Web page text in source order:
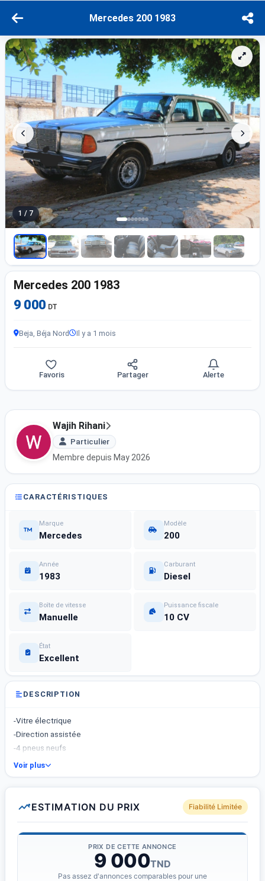
Mercedes 200 1983
1 / 7
Mercedes 200 1983
9 000 DT
Beja, Béja Nord Il y a 1 mois
Favoris Partager Alerte
Wajih Rihani
Particulier
Membre depuis May 2026
CARACTÉRISTIQUES
Marque
Mercedes
Modèle
200
Année
1983
Carburant
Diesel
Boîte de vitesse
Manuelle
Puissance fiscale
10 CV
État
Excellent
DESCRIPTION
-Vitre électrique
-Direction assistée
-4 pneus neufs
Voir plus
ESTIMATION DU PRIX Fiabilité Limitée
PRIX DE CETTE ANNONCE
9 000TND
Pas assez d'annonces comparables pour une